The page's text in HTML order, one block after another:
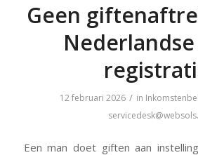
Geen
12 februari 2026 / in
Een man doet giften aan